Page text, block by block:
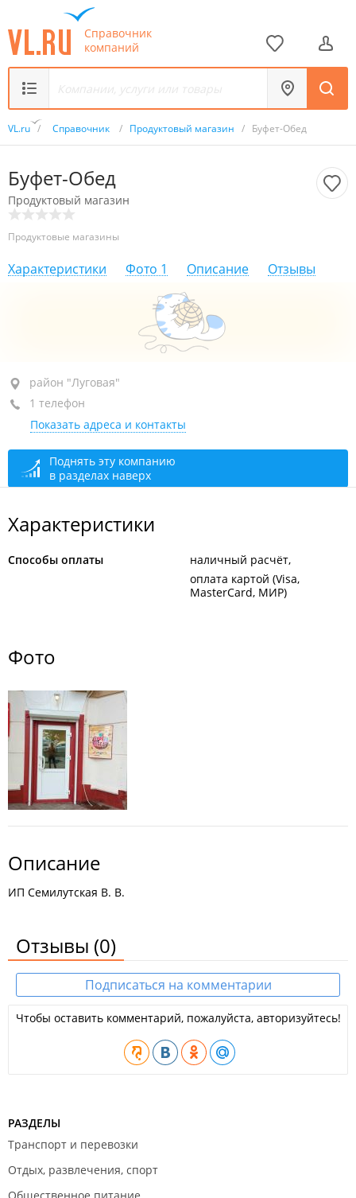
Справочник
компаний
VL.ru / Справочник / Продуктовый магазин / Буфет-Обед
Буфет-Обед
Продуктовый магазин
Продуктовые магазины
Характеристики Фото 1 Описание Отзывы
район "Луговая", ул. Ивановская, 6/4
цокольный этаж
+7 951 019-30-43
открыто, закроется через 28 мин.
район "Луговая"
1 телефон
Показать адреса и контакты
Поднять эту компанию
в разделах наверх
Характеристики
Способы оплаты
наличный расчёт
оплата картой (Visa,
MasterCard, МИР)
Фото
Описание
ИП Семилутская В. В.
Отзывы (0)
Подписаться на комментарии
Чтобы оставить комментарий, пожалуйста, авторизуйтесь!
РАЗДЕЛЫ
Транспорт и перевозки
Отдых, развлечения, спорт